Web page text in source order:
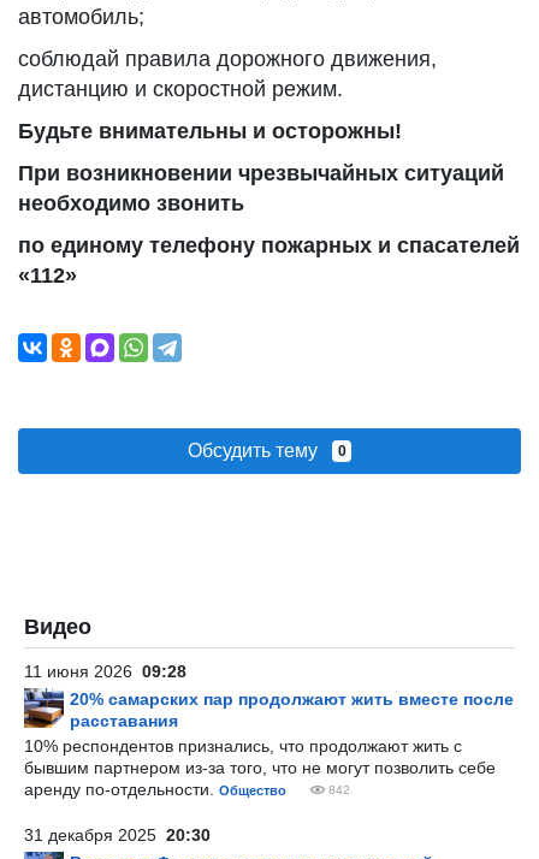
автомобиль;
соблюдай правила дорожного движения,
дистанцию и скоростной режим.
Будьте внимательны и осторожны!
При возникновении чрезвычайных ситуаций
необходимо звонить
по единому телефону пожарных и спасателей
«112»
Обсудить тему 0
Видео
11 июня 2026 09:28
20% самарских пар продолжают жить вместе после
расставания
10% респондентов признались, что продолжают жить с
бывшим партнером из-за того, что не могут позволить себе
аренду по-отдельности.
Общество 842
31 декабря 2025 20:30